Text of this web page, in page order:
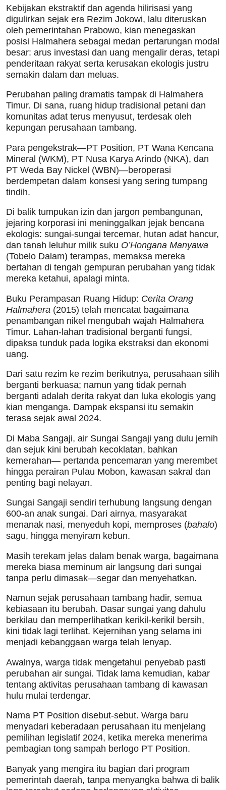
Kebijakan ekstraktif dan agenda hilirisasi yang
digulirkan sejak era Rezim Jokowi, lalu diteruskan
oleh pemerintahan Prabowo, kian menegaskan
posisi Halmahera sebagai medan pertarungan modal
besar: arus investasi dan uang mengalir deras, tetapi
penderitaan rakyat serta kerusakan ekologis justru
semakin dalam dan meluas.
Perubahan paling dramatis tampak di Halmahera
Timur. Di sana, ruang hidup tradisional petani dan
komunitas adat terus menyusut, terdesak oleh
kepungan perusahaan tambang.
Para pengekstrak—PT Position, PT Wana Kencana
Mineral (WKM), PT Nusa Karya Arindo (NKA), dan
PT Weda Bay Nickel (WBN)—beroperasi
berdempetan dalam konsesi yang sering tumpang
tindih.
Di balik tumpukan izin dan jargon pembangunan,
jejaring korporasi ini meninggalkan jejak bencana
ekologis: sungai-sungai tercemar, hutan adat hancur,
dan tanah leluhur milik suku O’Hongana Manyawa
(Tobelo Dalam) terampas, memaksa mereka
bertahan di tengah gempuran perubahan yang tidak
mereka ketahui, apalagi minta.
Buku Perampasan Ruang Hidup: Cerita Orang
Halmahera (2015) telah mencatat bagaimana
penambangan nikel mengubah wajah Halmahera
Timur. Lahan-lahan tradisional berganti fungsi,
dipaksa tunduk pada logika ekstraksi dan ekonomi
uang.
Dari satu rezim ke rezim berikutnya, perusahaan silih
berganti berkuasa; namun yang tidak pernah
berganti adalah derita rakyat dan luka ekologis yang
kian menganga. Dampak ekspansi itu semakin
terasa sejak awal 2024.
Di Maba Sangaji, air Sungai Sangaji yang dulu jernih
dan sejuk kini berubah kecoklatan, bahkan
kemerahan— pertanda pencemaran yang merembet
hingga perairan Pulau Mobon, kawasan sakral dan
penting bagi nelayan.
Sungai Sangaji sendiri terhubung langsung dengan
600-an anak sungai. Dari airnya, masyarakat
menanak nasi, menyeduh kopi, memproses (bahalo)
sagu, hingga menyiram kebun.
Masih terekam jelas dalam benak warga, bagaimana
mereka biasa meminum air langsung dari sungai
tanpa perlu dimasak—segar dan menyehatkan.
Namun sejak perusahaan tambang hadir, semua
kebiasaan itu berubah. Dasar sungai yang dahulu
berkilau dan memperlihatkan kerikil-kerikil bersih,
kini tidak lagi terlihat. Kejernihan yang selama ini
menjadi kebanggaan warga telah lenyap.
Awalnya, warga tidak mengetahui penyebab pasti
perubahan air sungai. Tidak lama kemudian, kabar
tentang aktivitas perusahaan tambang di kawasan
hulu mulai terdengar.
Nama PT Position disebut-sebut. Warga baru
menyadari keberadaan perusahaan itu menjelang
pemilihan legislatif 2024, ketika mereka menerima
pembagian tong sampah berlogo PT Position.
Banyak yang mengira itu bagian dari program
pemerintah daerah, tanpa menyangka bahwa di balik